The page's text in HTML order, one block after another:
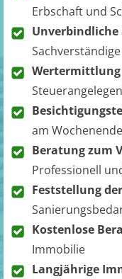
Erbschaft und
Sachverständige
am Wochenende
Beratung zum
Professionell
Feststellung
Kostenlose
Immobilie
Langjährige